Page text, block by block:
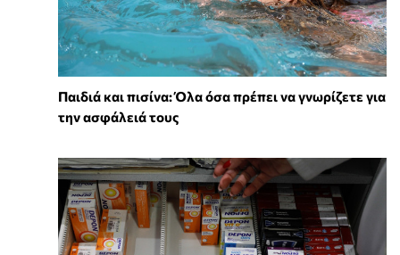
Παιδιά και πισίνα: Όλα όσα πρέπει να γνωρίζετε για
την ασφάλειά τους